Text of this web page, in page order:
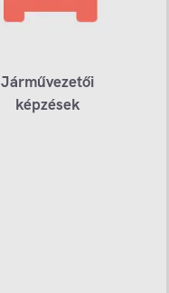
Járművezetői
képzések